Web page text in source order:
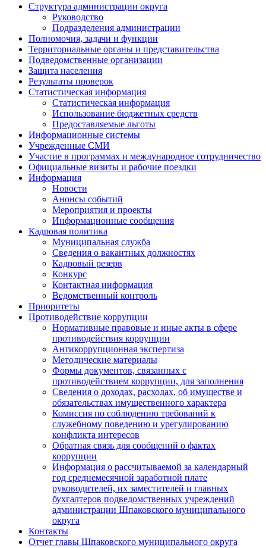
Структура администрации округа
Руководство
Подразделения администрации
Полномочия, задачи и функции
Территориальные органы и представительства
Подведомственные организации
Защита населения
Результаты проверок
Статистическая информация
Статистическая информация
Использование бюджетных средств
Предоставляемые льготы
Информационные системы
Учрежденные СМИ
Участие в программах и международное сотрудничество
Официальные визиты и рабочие поездки
Информация
Новости
Анонсы событий
Мероприятия и проекты
Информационные сообщения
Кадровая политика
Муниципальная служба
Сведения о вакантных должностях
Кадровый резерв
Конкурс
Контактная информация
Ведомственный контроль
Приоритеты
Противодействие коррупции
Нормативные правовые и иные акты в сфере
противодействия коррупции
Антикоррупционная экспертиза
Методические материалы
Формы документов, связанных с
противодействием коррупции, для заполнения
Сведения о доходах, расходах, об имуществе и
обязательствах имущественного характера
Комиссия по соблюдению требований к
служебному поведению и урегулированию
конфликта интересов
Обратная связь для сообщений о фактах
коррупции
Информация о рассчитываемой за календарный
год среднемесячной заработной плате
руководителей, их заместителей и главных
бухгалтеров подведомственных учреждений
администрации Шпаковского муниципального
округа
Контакты
Отчет главы Шпаковского муниципального округа